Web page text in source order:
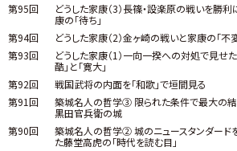
第95回
どうした家康（3）長篠・設楽原の戦いを勝
康の「待ち」
第94回 どうした家康（2）金ヶ崎の戦いと家康の「不
第93回
どうした家康（1）一向一揆への対処で見せ
酷」と「寛大」
第92回 戦国武将の内面を「和歌」で垣間見る
第91回
築城名人の哲学③ 限られた条件で最大の
黒田官兵衛の城
第90回
築城名人の哲学② 城のニュースタンダード
た藤堂高虎の「時代を読む目」